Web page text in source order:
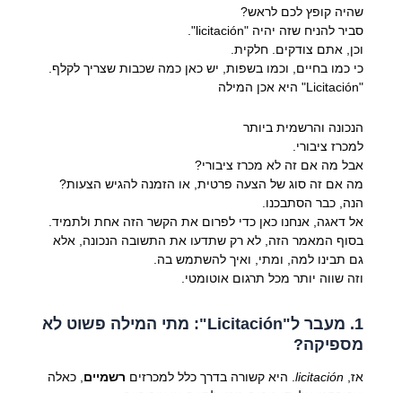
שהיה קופץ לכם לראש?
סביר להניח שזה יהיה "licitación".
וכן, אתם צודקים. חלקית.
כי כמו בחיים, וכמו בשפות, יש כאן כמה שכבות שצריך לקלף.
"Licitación" היא אכן המילה
הנכונה והרשמית ביותר
למכרז ציבורי.
אבל מה אם זה לא מכרז ציבורי?
מה אם זה סוג של הצעה פרטית, או הזמנה להגיש הצעות?
הנה, כבר הסתבכנו.
אל דאגה, אנחנו כאן כדי לפרום את הקשר הזה אחת ולתמיד.
בסוף המאמר הזה, לא רק שתדעו את התשובה הנכונה, אלא
גם תבינו למה, ומתי, ואיך להשתמש בה.
וזה שווה יותר מכל תרגום אוטומטי.
1. מעבר ל"Licitación": מתי המילה פשוט לא
מספיקה?
אז, licitación. היא קשורה בדרך כלל למכרזים רשמיים , כאלה